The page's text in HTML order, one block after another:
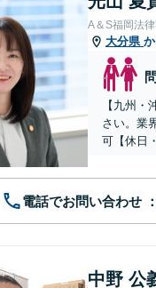
A＆S福岡法
大分県
【九州
さい。業
可【休日
電話でお問い合わせ
中野 公